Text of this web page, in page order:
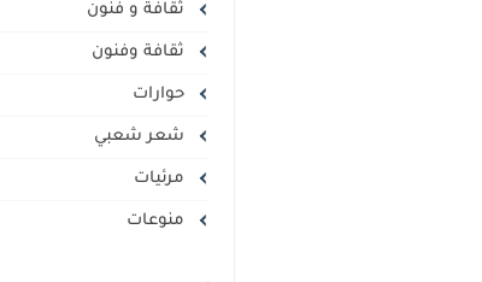
ثقافة و فنون
ثقافة وفنون
حوارات
شعر شعبي
مرئيات
منوعات